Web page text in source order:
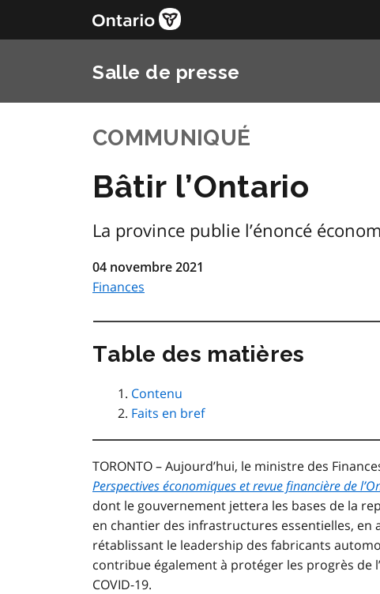
Salle de presse
COMMUNIQUÉ
Bâtir l’Ontario
La province publie l’énoncé
04 novembre 2021
Finances
Table des matières
Contenu
Faits en bref
TORONTO – Aujourd’hui, le ministre des
Perspectives économiques et revue financière de
dont le gouvernement jettera les bases de la
en chantier des infrastructures essentielles, en
rétablissant le leadership des fabricants
contribue également à protéger les progrès de
COVID-19.